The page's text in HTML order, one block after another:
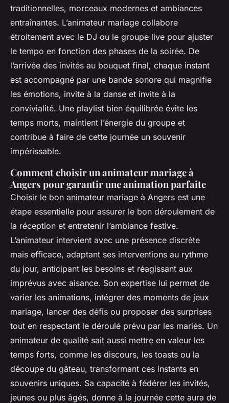
traditionnelles, morceaux modernes et ambiances
entraînantes. L’animateur mariage collabore
étroitement avec le DJ ou le groupe live pour ajuster
le tempo en fonction des phases de la soirée. De
l’arrivée des invités au bouquet final, chaque instant
est accompagné par une bande sonore qui magnifie
les émotions, invite à la danse et invite à la
convivialité. Une playlist bien équilibrée évite les
temps morts, maintient l’énergie du groupe et
contribue à faire de cette journée un souvenir
impérissable.
Comment choisir un animateur mariage à
Angers pour garantir une animation parfaite
Choisir le bon animateur mariage à Angers est une
étape essentielle pour assurer le bon déroulement de
la réception et entretenir l’ambiance festive.
L’animateur intervient avec une présence discrète
mais efficace, adaptant ses interventions au rythme
du jour, anticipant les besoins et réagissant aux
imprévus avec aisance. Son expertise lui permet de
varier les animations, intégrer des moments de jeux
mariage, lancer des défis ou proposer des surprises
tout en respectant le déroulé prévu par les mariés. Un
animateur de qualité sait aussi mettre en valeur les
temps forts, comme les discours, les toasts ou la
découpe du gâteau, transformant ces instants en
souvenirs uniques. Sa capacité à fédérer les invités,
jeunes ou plus âgés, donne à la journée cette aura de